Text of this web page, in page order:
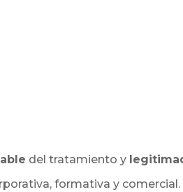
del tratamiento y
formativa y comercial.